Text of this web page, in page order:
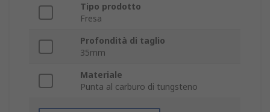
Tipo prodotto
Fresa
Profondità di taglio
35mm
Materiale
Punta al carburo di tungsteno